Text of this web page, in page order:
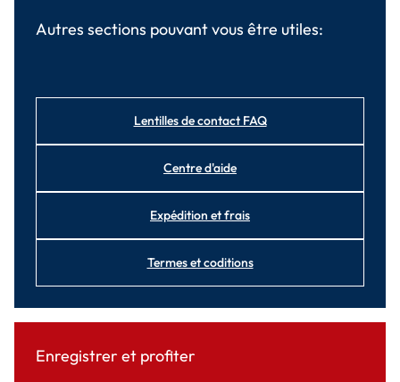
Autres sections pouvant vous être utiles:
Lentilles de contact FAQ
Centre d'aide
Expédition et frais
Termes et coditions
Enregistrer et profiter